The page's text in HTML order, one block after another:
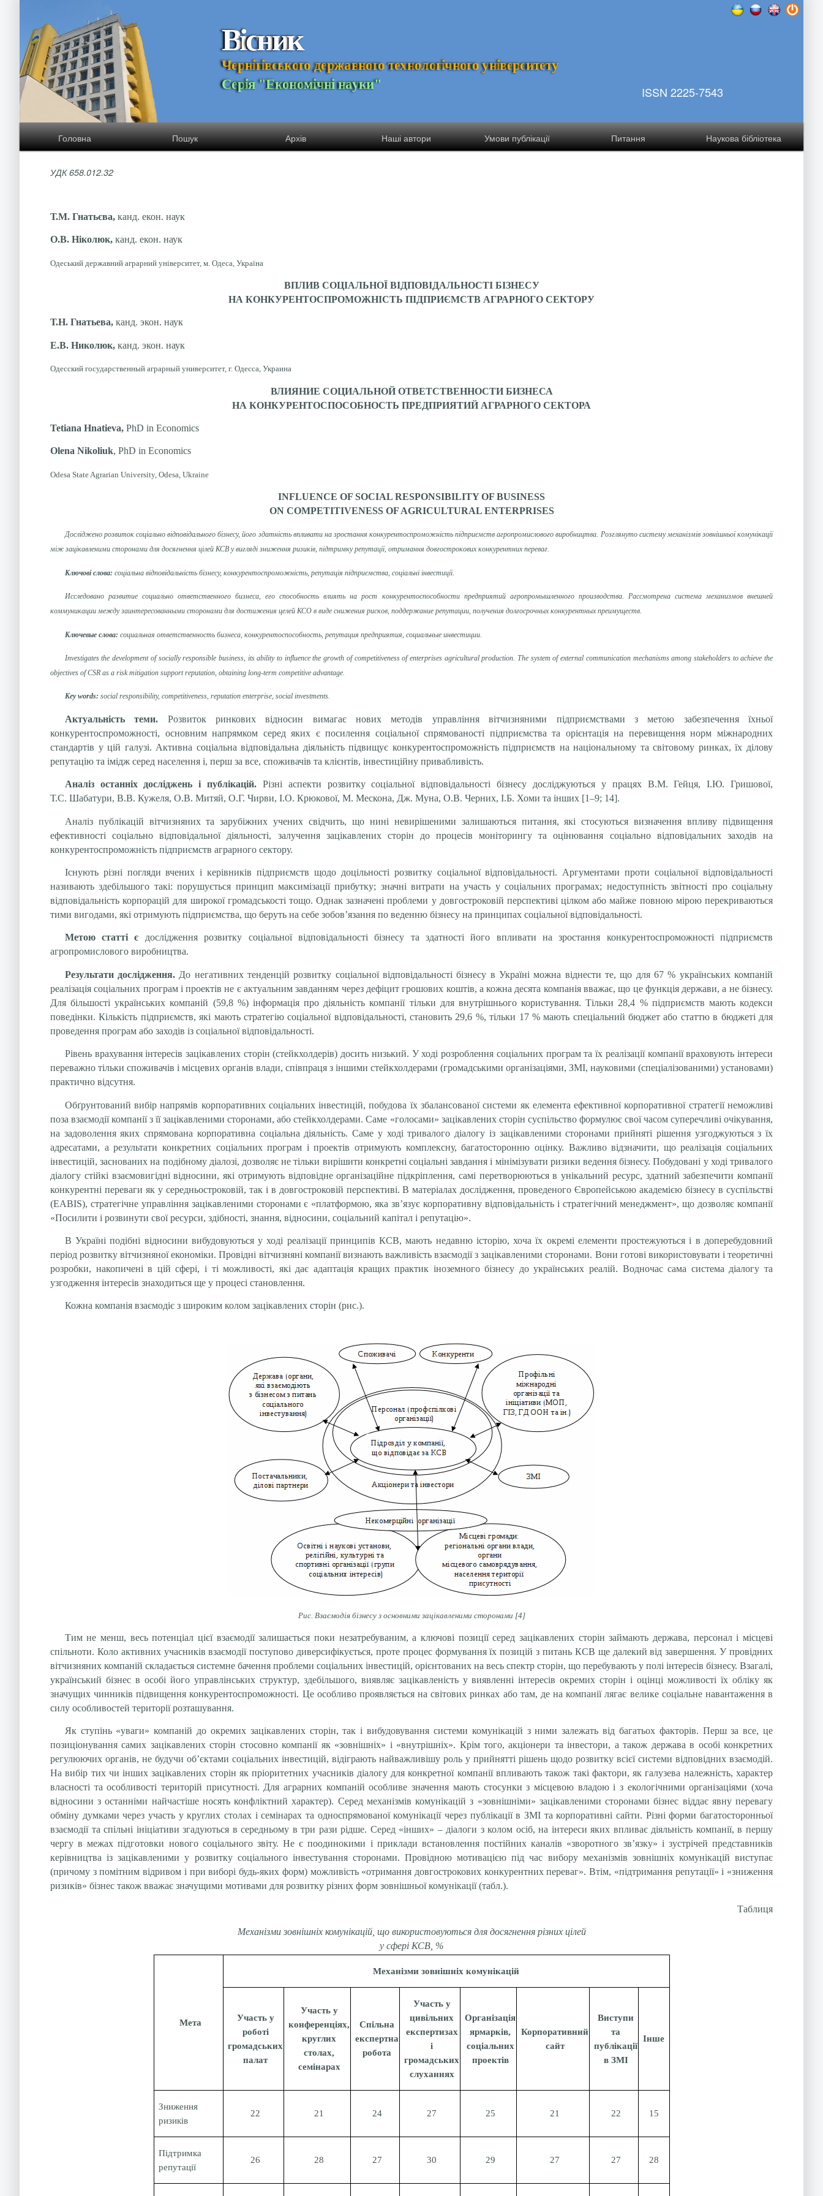
Вісник
Чернігівського державного технологічного університету
Серія "Економічні науки" ISSN 2225-7543
Головна Пошук Архів Наші автори Умови публікації Питання Наукова бібліотека
УДК 658.012.32
Т.М. Гнатьєва, канд. екон. наук
О.В. Ніколюк, канд. екон. наук
Одеський державний аграрний університет, м. Одеса, Україна
ВПЛИВ СОЦІАЛЬНОЇ ВІДПОВІДАЛЬНОСТІ БІЗНЕСУ
НА КОНКУРЕНТОСПРОМОЖНІСТЬ ПІДПРИЄМСТВ АГРАРНОГО СЕКТОРУ
Т.Н. Гнатьева, канд. экон. наук
Е.В. Николюк, канд. экон. наук
Одесский государственный аграрный университет, г. Одесса, Украина
ВЛИЯНИЕ СОЦИАЛЬНОЙ ОТВЕТСТВЕННОСТИ БИЗНЕСА
НА КОНКУРЕНТОСПОСОБНОСТЬ ПРЕДПРИЯТИЙ АГРАРНОГО СЕКТОРА
Tetiana Hnatieva, PhD in Economics
Оlena Nikoliuk, PhD in Economics
Odesa State Agrarian University, Odesa, Ukraine
INFLUENCE OF SOCIAL RESPONSIBILITY OF BUSINESS
ON COMPETITIVENESS OF AGRICULTURAL ENTERPRISES
Досліджено розвиток соціально відповідального бізнесу, його здатність впливати на зростання конкуренто­спроможність підприємств агропромислового виробництва. Розглянуто систему механізмів зовнішньої комунікації
між зацікавленими сторонами для досягнення цілей КСВ у вигляді зниження ризиків, підтримку репутації, отримання довгострокових конкурентних переваг.
Ключові слова: соціальна відповідальність бізнесу, конкурентоспроможність, репутація підприємства, соціальні інвестиції.
Исследовано развитие социально ответственного бизнеса, его способность влиять на рост конкурентоспособности предприятий агропромышленного производства. Рассмотрена система механизмов внешней
коммуникации между заинтересованными сторонами для достижения целей КСО в виде снижения рисков, поддержание репутации, получения долгосрочных конкурентных преимуществ.
Ключевые слова: социальная ответственность бизнеса, конкурентоспособность, репутация предприятия, социальные инвестиции.
Investigates the development of socially responsible business, its ability to influence the growth of competitiveness of enterprises agricultural production. The system of external communication mechanisms among stakeholders to achieve the
objectives of CSR as a risk mitigation support reputation, obtaining long-term competitive advantage.
Key words: social responsibility, competitiveness, reputation enterprise, social investments.
Актуальність теми. Розвиток ринкових відносин вимагає нових методів управління вітчизняними підприємствами з метою забезпечення їхньої
конкурентоспроможності, основним напрямком серед яких є посилення соціальної спрямованості підприємства та орієнтація на перевищення норм міжнародних
стандартів у цій галузі. Активна соціальна відповідальна діяльність підвищує конкурентоспроможність підприємств на національному та світовому ринках, їх ділову
репутацію та імідж серед населення і, перш за все, споживачів та клієнтів, інвестиційну привабливість.
Аналіз останніх досліджень і публікацій. Різні аспекти розвитку соціальної відповідальності бізнесу досліджуються у працях В.М. Гейця, І.Ю. Гришової,
Т.С. Шабатури, В.В. Кужеля, О.В. Митяй, О.Г. Чирви, І.О. Крюкової, М. Мескона, Дж. Муна, О.В. Черних, І.Б. Хоми та інших [1–9; 14].
Аналіз публікацій вітчизняних та зарубіжних учених свідчить, що нині невирішеними залишаються питання, які стосуються визначення впливу підвищення
ефективності соціально відповідальної діяльності, залучення зацікавлених сторін до процесів моніторингу та оцінювання соціально відповідальних заходів на
конкурентоспроможність підприємств аграрного сектору.
Існують різні погляди вчених і керівників підприємств щодо доцільності розвитку соціальної відповідальності. Аргументами проти соціальної відповідальності
називають здебільшого такі: порушується принцип максимізації прибутку; значні витрати на участь у соціальних програмах; недоступність звітності про соціальну
відповідальність корпорацій для широкої громадськості тощо. Однак зазначені проблеми у довгостроковій перспективі цілком або майже повною мірою перекриваються
тими вигодами, які отримують підприємства, що беруть на себе зобов’язання по веденню бізнесу на принципах соціальної відповідальності.
Метою статті є дослідження розвитку соціальної відповідальності бізнесу та здатності його впливати на зростання конкурентоспроможності підприємств
агропромислового виробництва.
Результати дослідження. До негативних тенденцій розвитку соціальної відповідальності бізнесу в Україні можна віднести те, що для 67 % українських компаній
реалізація соціальних програм і проектів не є актуальним завданням через дефіцит грошових коштів, а кожна десята компанія вважає, що це функція держави, а не бізнесу.
Для більшості українських компаній (59,8 %) інформація про діяльність компанії тільки для внутрішнього користування. Тільки 28,4 % підприємств мають кодекси
поведінки. Кількість підприємств, які мають стратегію соціальної відповідальності, становить 29,6 %, тільки 17 % мають спеціальний бюджет або статтю в бюджеті для
проведення програм або заходів із соціальної відповідальності.
Рівень врахування інтересів зацікавлених сторін (стейкхолдерів) досить низький. У ході розроблення соціальних програм та їх реалізації компанії враховують інтереси
переважно тільки споживачів і місцевих органів влади, співпраця з іншими стейкхолдерами (громадськими організаціями, ЗМІ, науковими (спеціалізованими) установами)
практично відсутня.
Обґрунтований вибір напрямів корпоративних соціальних інвестицій, побудова їх збалансованої системи як елемента ефективної корпоративної стратегії неможливі
поза взаємодії компанії з її зацікавленими сторонами, або стейкхолдерами. Саме «голосами» зацікавлених сторін суспільство формулює свої часом суперечливі очікування,
на задоволення яких спрямована корпоративна соціальна діяльність. Саме у ході тривалого діалогу із зацікавленими сторонами прийняті рішення узгоджуються з їх
адресатами, а результати конкретних соціальних програм і проектів отримують комплексну, багатосторонню оцінку. Важливо відзначити, що реалізація соціальних
інвестицій, заснованих на подібному діалозі, дозволяє не тільки вирішити конкретні соціальні завдання і мінімізувати ризики ведення бізнесу. Побудовані у ході тривалого
діалогу стійкі взаємовигідні відносини, які отримують відповідне організаційне підкріплення, самі перетворюються в унікальний ресурс, здатний забезпечити компанії
конкурентні переваги як у середньостроковій, так і в довгостроковій перспективі. В матеріалах дослідження, проведеного Європейською академією бізнесу в суспільстві
(EABIS), стратегічне управління зацікавленими сторонами є «платформою, яка зв’язує корпоративну відповідальність і стратегічний менеджмент», що дозволяє компанії
«Посилити і розвинути свої ресурси, здібності, знання, відносини, соціальний капітал і репутацію».
В Україні подібні відносини вибудовуються у ході реалізації принципів КСВ, мають недавню історію, хоча їх окремі елементи простежуються і в доперебудовний
період розвитку вітчизняної економіки. Провідні вітчизняні компанії визнають важливість взаємодії з зацікавленими сторонами. Вони готові використовувати і теоретичні
розробки, накопичені в цій сфері, і ті можливості, які дає адаптація кращих практик іноземного бізнесу до українських реалій. Водночас сама система діалогу та
узгодження інтересів знаходиться ще у процесі становлення.
Кожна компанія взаємодіє з широким колом зацікавлених сторін (рис.).
Рис. Взаємодія бізнесу з основними зацікавленими сторонами [4]
Тим не менш, весь потенціал цієї взаємодії залишається поки незатребуваним, а ключові позиції серед зацікавлених сторін займають держава, персонал і місцеві
спільноти. Коло активних учасників взаємодії поступово диверсифікується, проте процес формування їх позицій з питань КСВ ще далекий від завершення. У провідних
вітчизняних компаній складається системне бачення проблеми соціальних інвестицій, орієнтованих на весь спектр сторін, що перебувають у полі інтересів бізнесу. Взагалі,
український бізнес в особі його управлінських структур, здебільшого, виявляє зацікавленість у виявленні інтересів окремих сторін і оцінці можливості їх обліку як
значущих чинників підвищення конкурентоспроможності. Це особливо проявляється на світових ринках або там, де на компанії лягає велике соціальне навантаження в
силу особливостей території розташування.
Як ступінь «уваги» компаній до окремих зацікавлених сторін, так і вибудовування системи комунікацій з ними залежать від багатьох факторів. Перш за все, це
позиціонування самих зацікавлених сторін стосовно компанії як «зовнішніх» і «внутрішніх». Крім того, акціонери та інвестори, а також держава в особі конкретних
регулюючих органів, не будучи об’єктами соціальних інвестицій, відіграють найважливішу роль у прийнятті рішень щодо розвитку всієї системи відповідних взаємодій.
На вибір тих чи інших зацікавлених сторін як пріоритетних учасників діалогу для конкретної компанії впливають також такі фактори, як галузева належність, характер
власності та особливості територій присутності. Для аграрних компаній особливе значення мають стосунки з місцевою владою і з екологічними організаціями (хоча
відносини з останніми найчастіше носять конфліктний характер). Серед механізмів комунікацій з «зовнішніми» зацікавленими сторонами бізнес віддає явну перевагу
обміну думками через участь у круглих столах і семінарах та односпрямованої комунікації через публікації в ЗМІ та корпоративні сайти. Різні форми багатосторонньої
взаємодії та спільні ініціативи згадуються в середньому в три рази рідше. Серед «інших» – діалоги з колом осіб, на інтереси яких впливає діяльність компанії, в першу
чергу в межах підготовки нового соціального звіту. Не є поодинокими і приклади встановлення постійних каналів «зворотного зв’язку» і зустрічей представників
керівництва із зацікавленими у розвитку соціального інвестування сторонами. Провідною мотивацією під час вибору механізмів зовнішніх комунікацій виступає
(причому з помітним відривом і при виборі будь-яких форм) можливість «отримання довгострокових конкурентних переваг». Втім, «підтримання репутації» і «зниження
ризиків» бізнес також вважає значущими мотивами для розвитку різних форм зовнішньої комунікації (табл.).
Таблиця
Механізми зовнішніх комунікацій, що використовуються для досягнення різних цілей
у сфері КСВ, %
Мета
Механізми зовнішніх комунікацій
Участь у
роботі
громадських
палат
Участь у
конференціях,
круглих
столах,
семінарах
Спільна
експертна
робота
Участь у
цивільних
експертизах
і
громадських
слуханнях
Організація
ярмарків,
соціальних
проектів
Корпоративний
сайт
Виступи
та
публікації
в ЗМІ
Інше
Зниження
ризиків
22 21 24 27 25 21 22 15
Підтримка
репутації
26 28 27 30 29 27 27 28